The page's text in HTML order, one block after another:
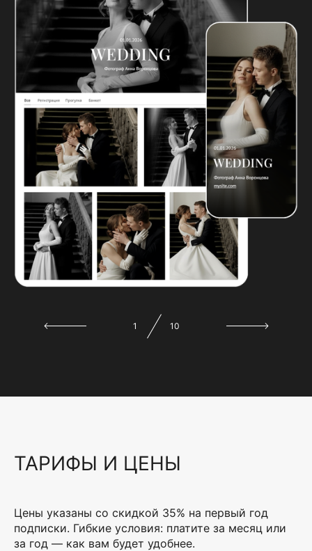
1 10
ТАРИФЫ И ЦЕНЫ
Цены указаны со скидкой 35% на первый год
подписки. Гибкие условия: платите за месяц или
за год — как вам будет удобнее.